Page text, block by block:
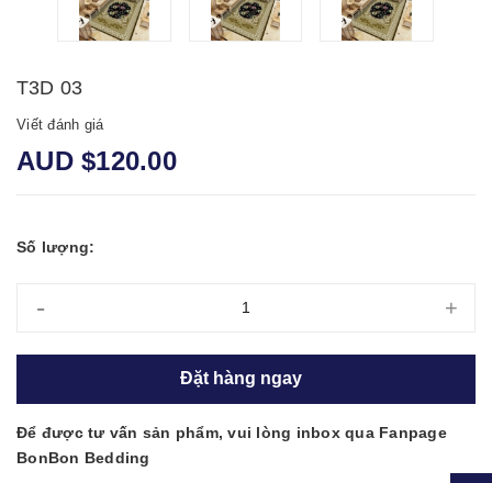
T3D 03
Viết đánh giá
AUD $120.00
Số lượng:
- +
Đặt hàng ngay
Để được tư vấn sản phẩm, vui lòng inbox qua Fanpage
BonBon Bedding